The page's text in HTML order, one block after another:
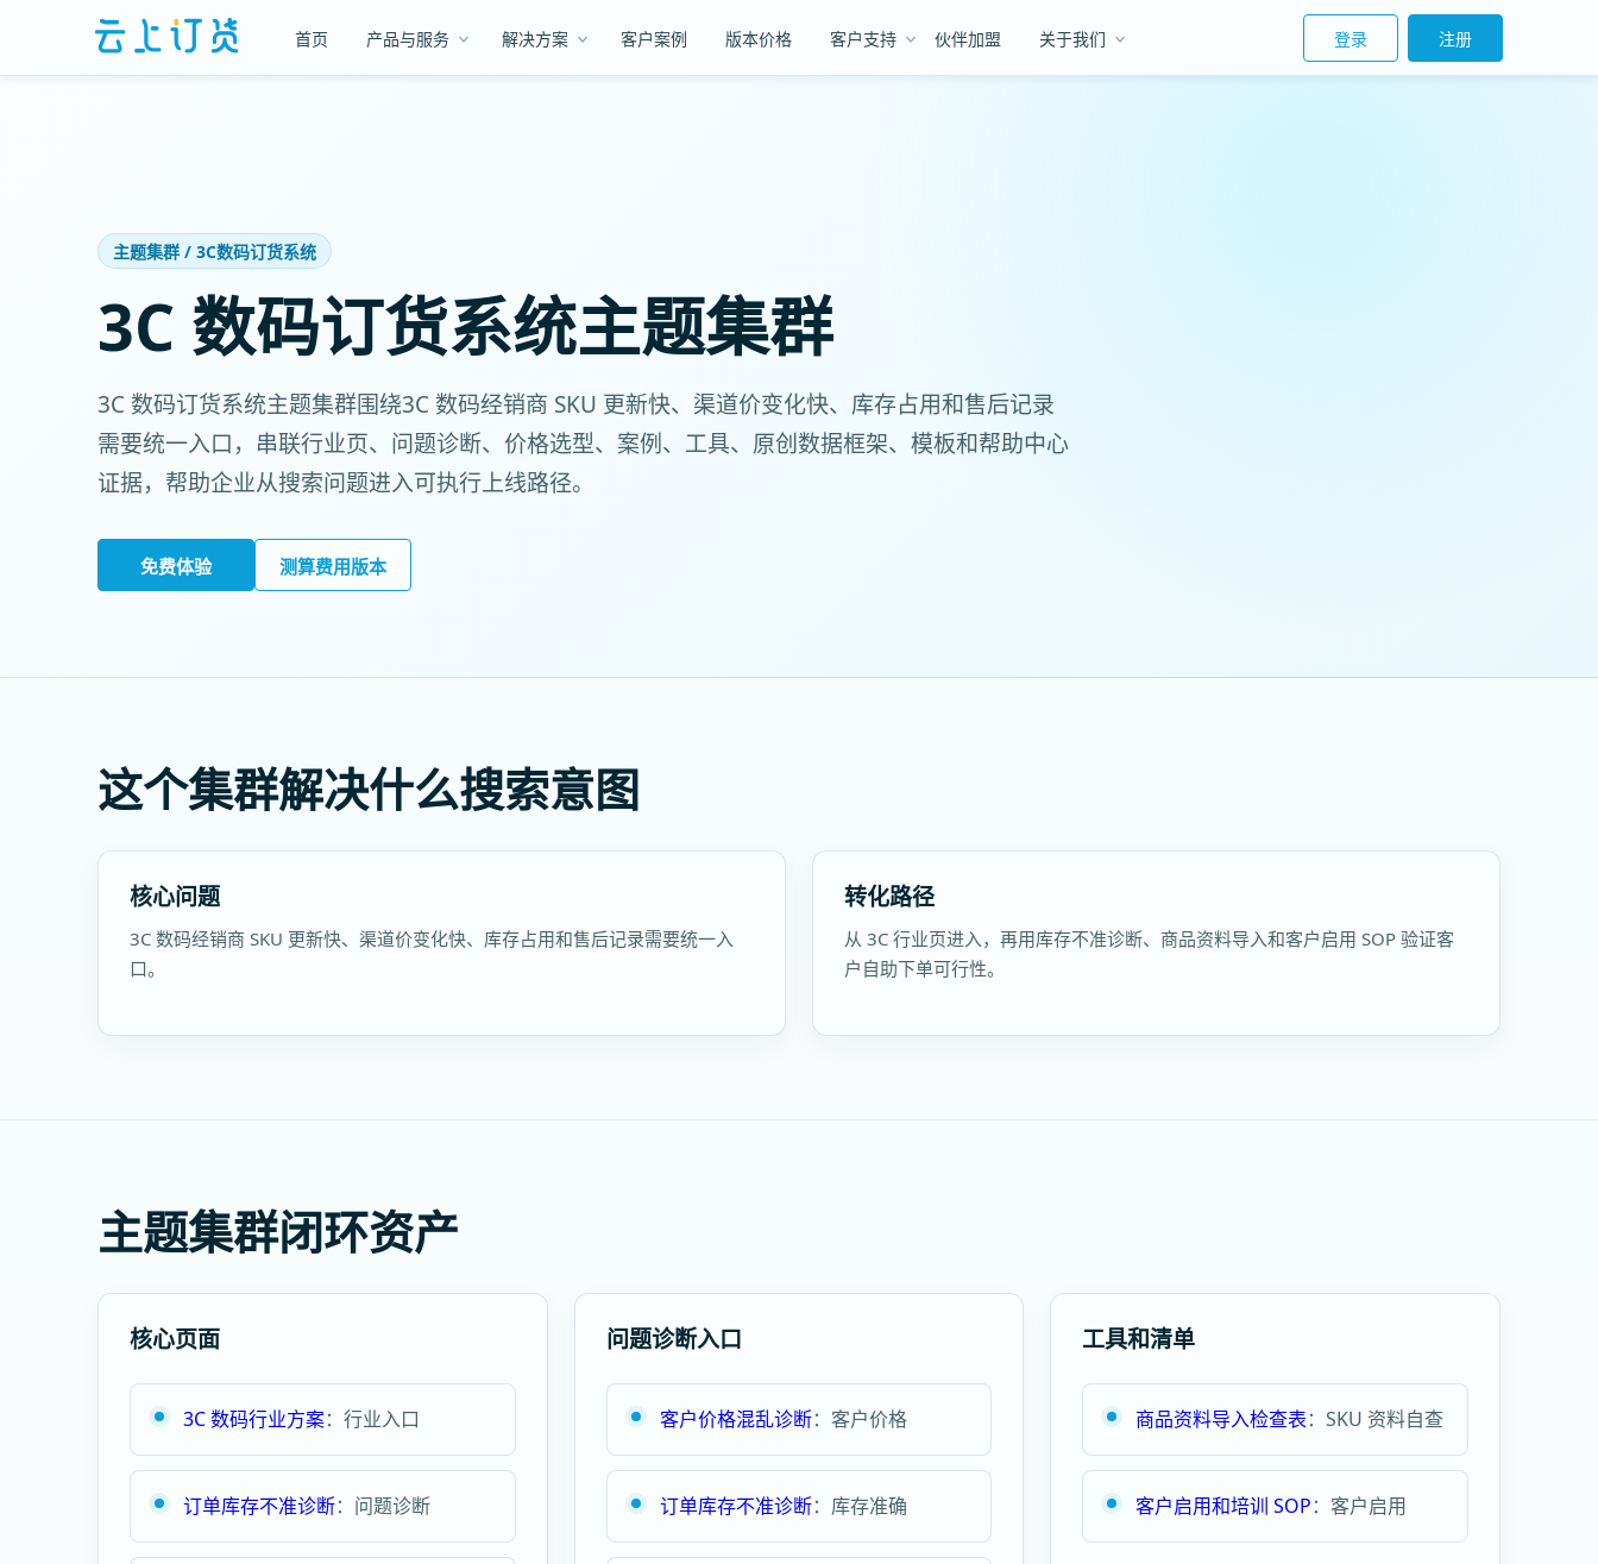
首页 产品与服务 解决方案 客户案例 版本价格 客户支持 伙伴加盟 关于我们 登录 注册
主题集群 / 3C数码订货系统
3C 数码订货系统主题集群
3C 数码订货系统主题集群围绕3C 数码经销商 SKU 更新快、渠道价变化快、库存占用和售后记录
需要统一入口，串联行业页、问题诊断、价格选型、案例、工具、原创数据框架、模板和帮助中心
证据，帮助企业从搜索问题进入可执行上线路径。
免费体验 测算费用版本
这个集群解决什么搜索意图
核心问题
3C 数码经销商 SKU 更新快、渠道价变化快、库存占用和售后记录需要统一入
口。
转化路径
从 3C 行业页进入，再用库存不准诊断、商品资料导入和客户启用 SOP 验证客
户自助下单可行性。
主题集群闭环资产
核心页面
3C 数码行业方案：行业入口
订单库存不准诊断：问题诊断
问题诊断入口
客户价格混乱诊断：客户价格
订单库存不准诊断：库存准确
工具和清单
商品资料导入检查表：SKU 资料自查
客户启用和培训 SOP：客户启用